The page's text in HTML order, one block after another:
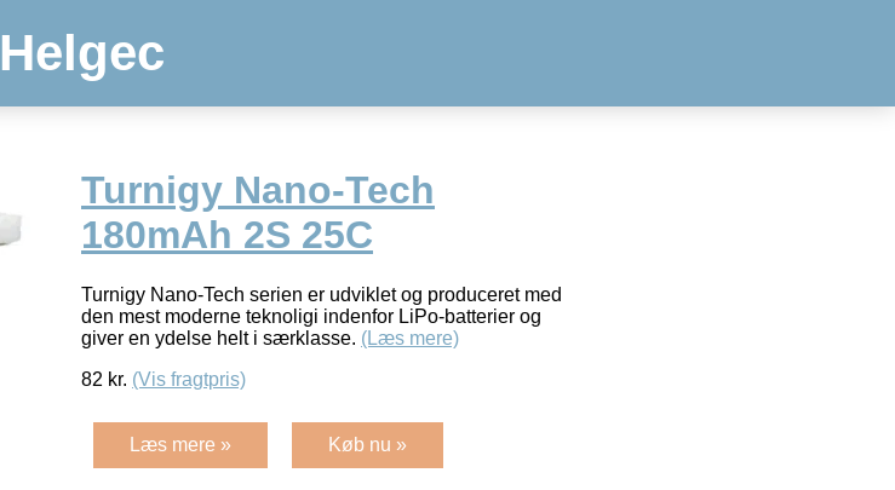
Helgec
Turnigy Nano-Tech
180mAh 2S 25C
Turnigy Nano-Tech serien er udviklet og produceret med
den mest moderne teknoligi indenfor LiPo-batterier og
giver en ydelse helt i særklasse. (Læs mere)
82 kr. (Vis fragtpris)
Læs mere » Køb nu »